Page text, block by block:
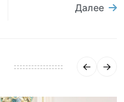
Далее